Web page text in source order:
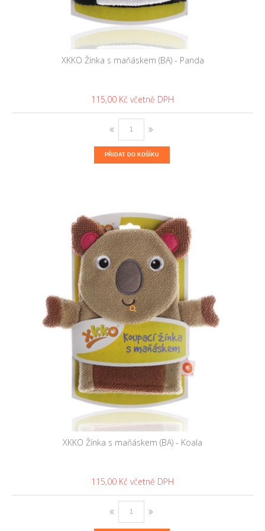
XKKO Žínka s maňáskem (BA) - Panda
115,00 Kč
PŘIDAT DO KOŠÍKU
XKKO Žínka s maňáskem (BA) - Koala
115,00 Kč